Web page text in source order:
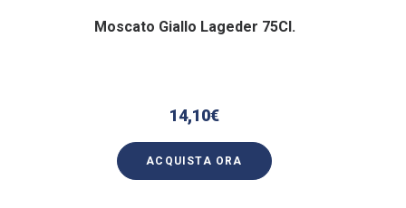
Moscato Giallo Lageder 75Cl.
14,10€
ACQUISTA ORA